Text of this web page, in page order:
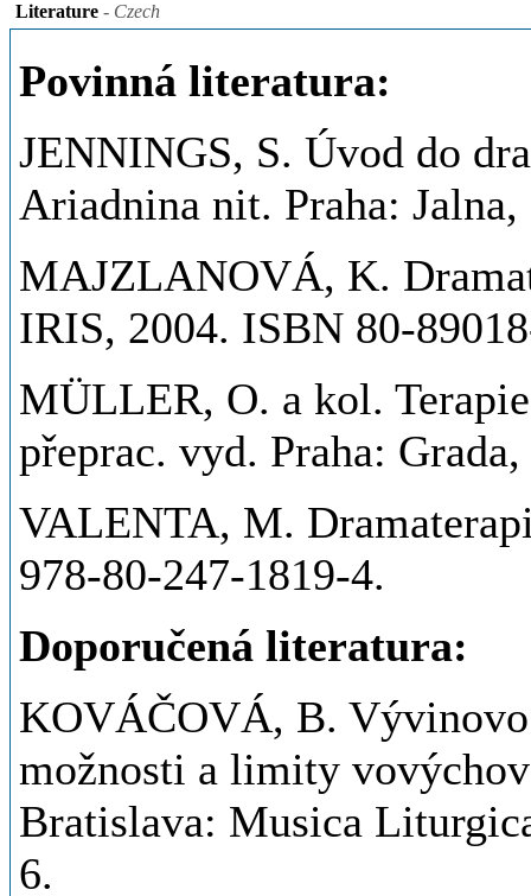
Literature - Czech
Povinná literatura:
JENNINGS, S. Úvod do
Ariadnina nit. Praha:
MAJZLANOVÁ, K.
IRIS, 2004. ISBN 80-
MÜLLER, O. a kol.
přeprac. vyd. Praha:
VALENTA, M.
978-80-247-1819-4.
Doporučená literatura:
KOVÁČOVÁ, B. Vývinovo
možnosti a limity
Bratislava: Musica
6.